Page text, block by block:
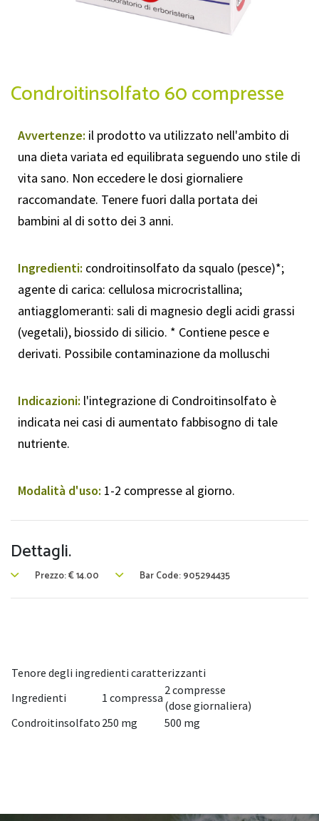
Condroitinsolfato 60 compresse
Avvertenze: il prodotto va utilizzato nell'ambito di
una dieta variata ed equilibrata seguendo uno stile di
vita sano. Non eccedere le dosi giornaliere
raccomandate. Tenere fuori dalla portata dei
bambini al di sotto dei 3 anni.
Ingredienti: condroitinsolfato da squalo (pesce)*;
agente di carica: cellulosa microcristallina;
antiagglomeranti: sali di magnesio degli acidi grassi
(vegetali), biossido di silicio. * Contiene pesce e
derivati. Possibile contaminazione da molluschi
Indicazioni: l'integrazione di Condroitinsolfato è
indicata nei casi di aumentato fabbisogno di tale
nutriente.
Modalità d'uso: 1-2 compresse al giorno.
Dettagli.
Prezzo:€14.00 Bar Code: 905294435
Tenore degli ingredienti caratterizzanti
Ingredienti
1 compressa
2 compresse
(dose giornaliera)
Condroitinsolfato 250 mg 500 mg